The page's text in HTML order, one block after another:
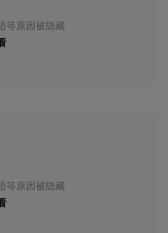
等原因被隐藏
等原因被隐藏